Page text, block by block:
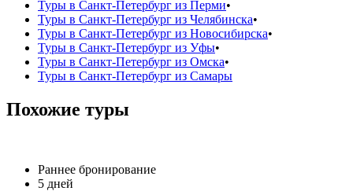
Туры в Санкт-Петербург из Перми•
Туры в Санкт-Петербург из Челябинска•
Туры в Санкт-Петербург из Новосибирска•
Туры в Санкт-Петербург из Уфы•
Туры в Санкт-Петербург из Омска•
Туры в Санкт-Петербург из Самары
Похожие туры
Раннее бронирование
5 дней